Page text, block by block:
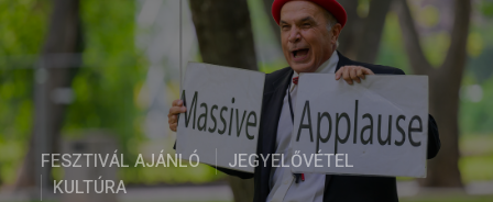
FESZTIVÁL AJÁNLÓ
JEGYELŐVÉTEL
KULTÚRA